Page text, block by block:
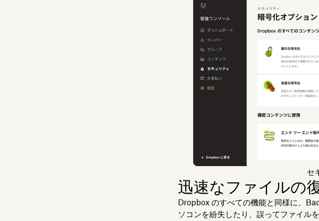
セ
迅速なファイルの
Dropbox のすべての機能と同様に、
ソコンを紛失したり、誤ってファイル